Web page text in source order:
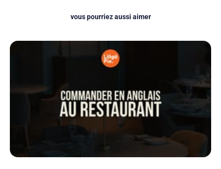
vous pourriez aussi aimer